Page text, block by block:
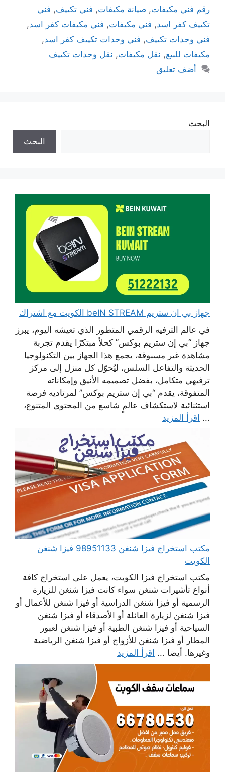
رقم فني مكيفات, صيانة مكيفات, فني تكييف, فني
تكييف كفر اسد, فني مكيفات, فني مكيفات كفر اسد,
فني وحدات تكييف, فني وحدات تكييف كفر اسد,
مكيفات للبيع, نقل مكيفات, نقل وحدات تكييف
أضف تعليق
البحث
البحث
جهاز بي ان ستريم beIN STREAM الكويت مع اشتراك
في عالم الترفيه الرقمي المتطور الذي تعيشه اليوم، يبرز
جهاز “بي إن ستريم بوكس” كحلاً مبتكرًا يقدم تجربة
مشاهدة غير مسبوقة، يجمع هذا الجهاز بين التكنولوجيا
الحديثة والتفاعل السلس، ليُحوّل كل منزل إلى مركز
ترفيهي متكامل، بفضل تصميمه الأنيق وإمكاناته
المتفوقة، يقدم “بي إن ستريم بوكس” لمرتاديه فرصة
استثنائية لاستكشاف عالمٍ شاسع من المحتوى المتنوع،
... اقرأ المزيد
مكتب استخراج فيزا شنغن 98951133 فيزا شنغن
الكويت
مكتب استخراج فيزا الكويت، يعمل على استخراج كافة
أنواع تأشيرات شنغن سواء كانت فيزا شنغن للزيارة
الرسمية أو فيزا شنغن الدراسية أو فيزا شنغن للأعمال أو
فيزا شنغن لزيارة العائلة أو الأصدقاء أو فيزا شنغن
السياحية أو فيزا شنغن الطبية أو فيزا شنغن لعبور
المطار أو فيزا شنغن للأزواج أو فيزا شنغن الرياضية
وغيرها. أيضا ... اقرأ المزيد